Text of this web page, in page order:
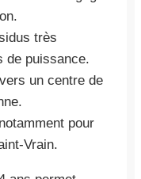
très
de puissance.
un centre de
pour
Vrain.